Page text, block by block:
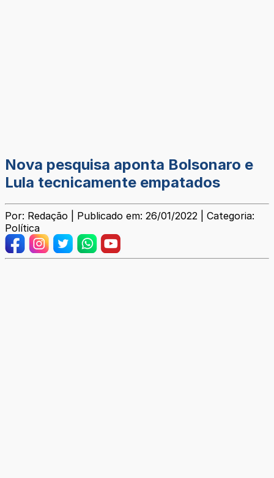
Nova pesquisa aponta Bolsonaro e
Lula tecnicamente empatados
Por: Redação | Publicado em: 26/01/2022 | Categoria:
Política